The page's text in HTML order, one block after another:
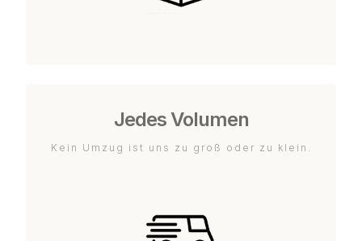
Jedes Volumen
Kein Umzug ist uns zu groß oder zu klein.